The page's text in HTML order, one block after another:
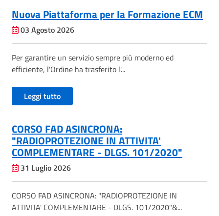
Nuova Piattaforma per la Formazione ECM
03 Agosto 2026
Per garantire un servizio sempre più moderno ed
efficiente, l'Ordine ha trasferito l'...
Leggi tutto
CORSO FAD ASINCRONA:
"RADIOPROTEZIONE IN ATTIVITA'
COMPLEMENTARE - DLGS. 101/2020"
31 Luglio 2026
CORSO FAD ASINCRONA: "RADIOPROTEZIONE IN
ATTIVITA' COMPLEMENTARE - DLGS. 101/2020"&...